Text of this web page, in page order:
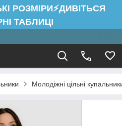
РОЗМІРИ⚡ДИВІТЬСЯ
ТАБЛИЦІ
Молодіжні цільні